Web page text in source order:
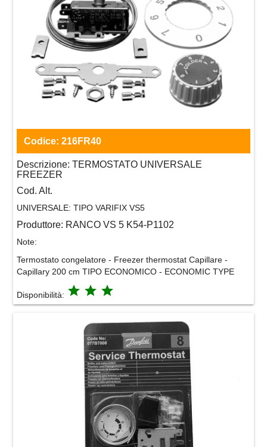
Codice: 216FR40
Descrizione: TERMOSTATO UNIVERSALE
FREEZER
Cod. Alt.
UNIVERSALE: TIPO VARIFIX VS5
Produttore: RANCO VS 5 K54-P1102
Note:
Termostato congelatore - Freezer thermostat Capillare -
Capillary 200 cm TIPO ECONOMICO - ECONOMIC TYPE
Disponibilità: grade grade grade